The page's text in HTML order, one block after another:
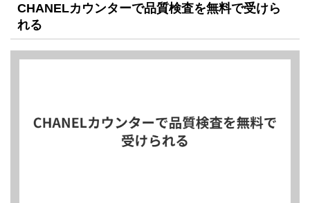
CHANELカウンターで品質検査を無料で受けら
れる